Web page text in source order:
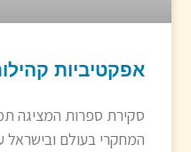
אפקטיביות
סקירת ספרות המציגה
המחקרי בעולם